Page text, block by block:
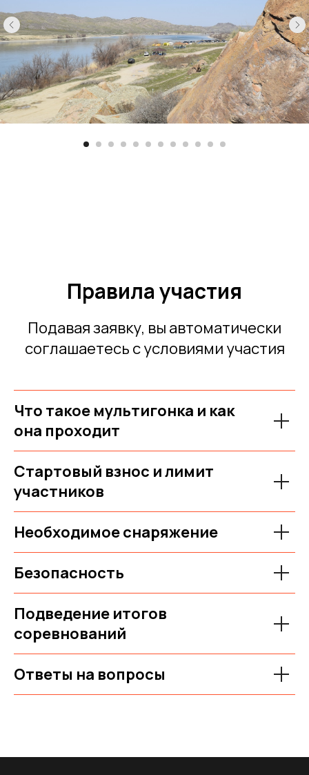
Правила участия
Подавая заявку, вы автоматически
соглашаетесь с условиями участия
Что такое мультигонка и как
она проходит
Стартовый взнос и лимит
участников
Необходимое снаряжение
Безопасность
Подведение итогов
соревнований
Ответы на вопросы